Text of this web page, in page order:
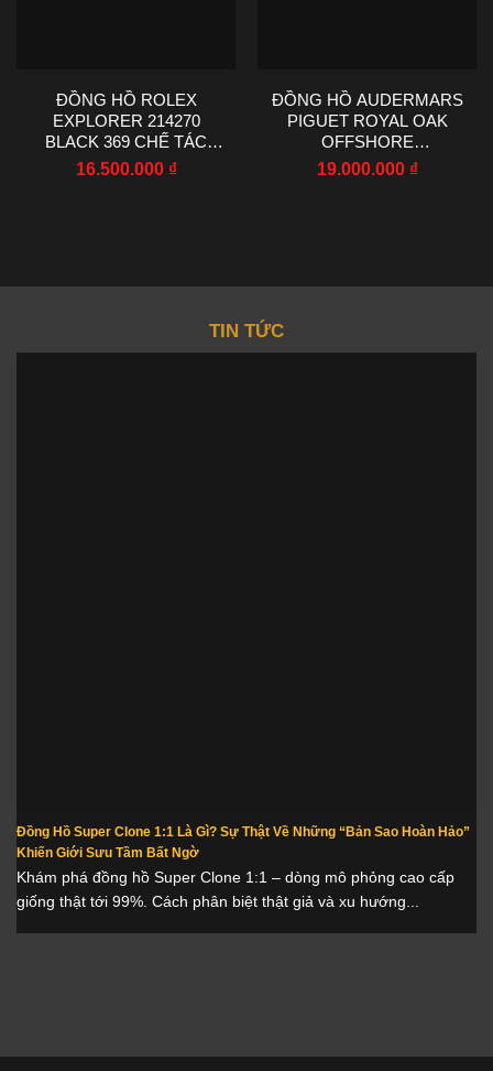
ĐỒNG HỒ ROLEX
EXPLORER 214270
BLACK 369 CHẾ TÁC
NHÀ MÁY VS 36MM
16.500.000 ₫
ĐỒNG HỒ AUDERMARS
PIGUET ROYAL OAK
OFFSHORE
SELFWINDING
19.000.000 ₫
TIN TỨC
Đồng Hồ Super Clone 1:1 Là Gì? Sự Thật Về Những “Bản Sao Hoàn Hảo”
Khiến Giới Sưu Tầm Bất Ngờ
Khám phá đồng hồ Super Clone 1:1 – dòng mô phỏng cao cấp
giống thật tới 99%. Cách phân biệt thật giả và xu hướng...